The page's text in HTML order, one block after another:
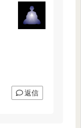
返信